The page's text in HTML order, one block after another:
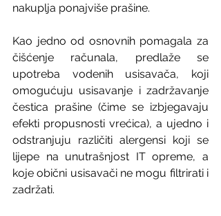
nakuplja ponajviše prašine.
Kao jedno od osnovnih pomagala za
čišćenje računala, predlaže se
upotreba vodenih usisavača, koji
omogućuju usisavanje i zadržavanje
čestica prašine (čime se izbjegavaju
efekti propusnosti vrećica), a ujedno i
odstranjuju različiti alergensi koji se
lijepe na unutrašnjost IT opreme, a
koje obični usisavači ne mogu filtrirati i
zadržati.